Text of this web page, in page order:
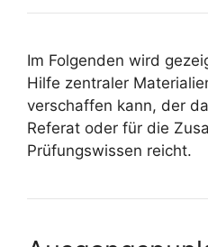
Im Folgenden wird
Hilfe zentraler
verschaffen kann, der
Referat oder für die
Prüfungswissen reicht.